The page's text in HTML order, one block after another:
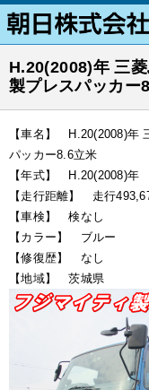
H.20(2008)年 三
製プレスパッカー
【車名】 H.20(2008)年
パッカー8.6立米
【年式】 H.20(2008)年
【走行距離】 走行
【車検】 検なし
【カラー】 ブルー
【修復歴】 なし
【地域】 茨城県